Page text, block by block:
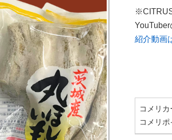
紹介動画
コメリ
コメリポ